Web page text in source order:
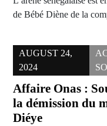
de Bébé Diène de la
AUGUST 24,
2024
Affaire Onas :
la démission du
Diéye